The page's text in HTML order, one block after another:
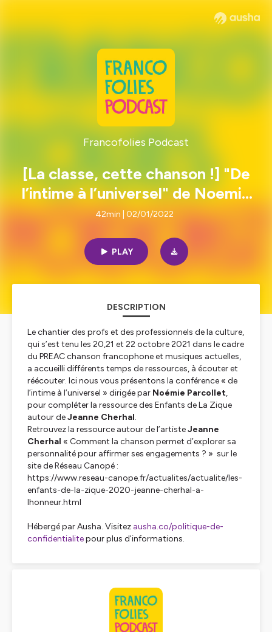
Francofolies Podcast
[La classe, cette chanson !] "De
l’intime à l’universel" de Noemie
Parcollet
42min | 02/01/2022
PLAY
DESCRIPTION
Le chantier des profs et des professionnels de la culture,
qui s’est tenu les 20,21 et 22 octobre 2021 dans le cadre
du PREAC chanson francophone et musiques actuelles,
a accueilli différents temps de ressources, à écouter et
réécouter. Ici nous vous présentons la conférence « de
l’intime à l’universel » dirigée par Noémie Parcollet,
pour compléter la ressource des Enfants de La Zique
autour deJeanne Cherhal.
Retrouvez la ressource autour de l’artisteJeanne
Cherhal « Comment la chanson permet d’explorer sa
personnalité pour affirmer ses engagements ? » sur le
site deRéseau Canopé :
https://www.reseau-canope.fr/actualites/actualite/les-
enfants-de-la-zique-2020-jeanne-cherhal-a-
lhonneur.html
Hébergé par Ausha. Visitez ausha.co/politique-de-
confidentialitepour plus d'informations.